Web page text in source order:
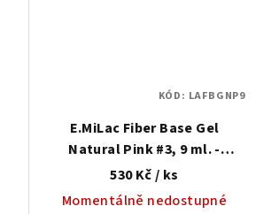
E.MiLac Fiber Base Gel
Natural Pink #3, 9 ml. -
Modelační báze se
zpevňujícím syntetickým
530 Kč/ ks
Momentálně nedostupné
KÓD: LAFBGNP9